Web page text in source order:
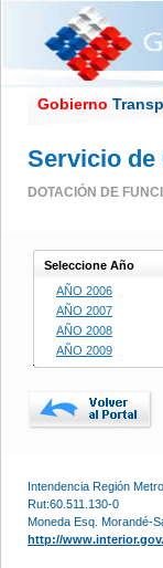
Gobierno
Servicio
DOTACIÓN DE
Seleccione Año
AÑO 2006
AÑO 2007
AÑO 2008
AÑO 2009
Intendencia Región
Rut:60.511.130-0
Moneda Esq. Morandé-
http://